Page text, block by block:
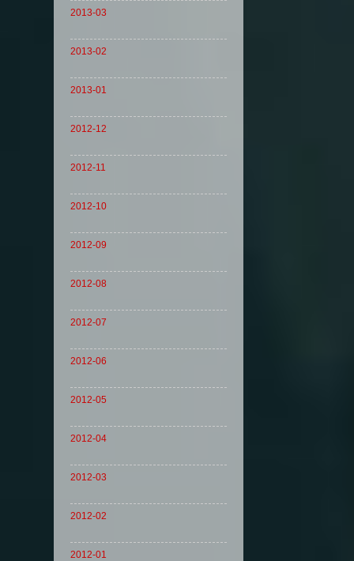
2013-03
2013-02
2013-01
2012-12
2012-11
2012-10
2012-09
2012-08
2012-07
2012-06
2012-05
2012-04
2012-03
2012-02
2012-01